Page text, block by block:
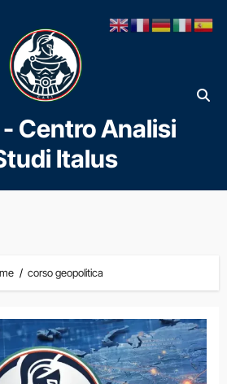
al
contenuto
Centro Analisi
Italus
corso geopolitica